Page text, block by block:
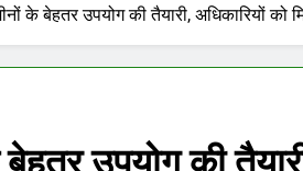
के बेहतर उपयोग की तैयारी, अधिकारियों को